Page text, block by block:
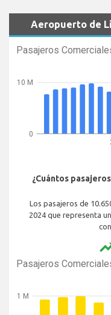
Aeropuerto de
Pasajeros
0
10 M
¿Cuántos
Los pasajeros de
2024 que representa
Pasajeros
1 M